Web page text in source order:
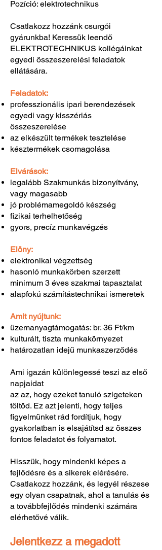
Pozíció: elektrotechnikus
Csatlakozz hozzánk csurgói
gyárunkba! Keressük leendő
ELEKTROTECHNIKUS kollégáinkat
egyedi összeszerelési feladatok
ellátására.
Feladatok:
professzionális ipari berendezések
egyedi vagy kisszériás
összeszerelése
az elkészült termékek tesztelése
késztermékek csomagolása
Elvárások:
legalább Szakmunkás bizonyítvány,
vagy magasabb
jó problémamegoldó készség
fizikai terhelhetőség
gyors, precíz munkavégzés
Elöny:
elektronikai végzettség
hasonló munkakörben szerzett
minimum 3 éves szakmai tapasztalat
alapfokú számítástechnikai ismeretek
Amit nyújtunk:
üzemanyagtámogatás: br. 36 Ft/km
kulturált, tiszta munkakörnyezet
határozatlan idejű munkaszerződés
Ami igazán különlegessé teszi az első
napjaidat
az az, hogy ezeket tanuló szigeteken
töltöd. Ez azt jelenti, hogy teljes
figyelmünket rád fordítjuk, hogy
gyakorlatban is elsajátítsd az összes
fontos feladatot és folyamatot.
Hisszük, hogy mindenki képes a
fejlődésre és a sikerek elérésére.
Csatlakozz hozzánk, és legyél részese
egy olyan csapatnak, ahol a tanulás és
a továbbfejlődés mindenki számára
elérhetővé válik.
Jelentkezz a megadott